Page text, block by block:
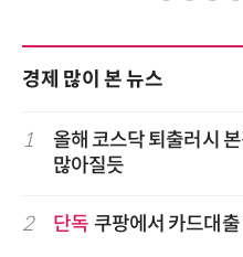
경제 많이 본 뉴스
1
올해 코스닥 퇴출러시
많아질듯
2 단독 쿠팡에서 카드대